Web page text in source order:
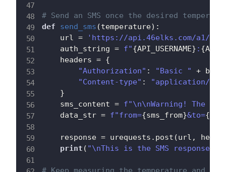
# Send an SMS once the desired
def
send_sms (temperature) :
    url
=
'https://api.46elks.com/a1/
    auth_string
= f"{API_USERNAME} : {
    headers
= {
"Authorization" : "Basic " +
"Content-type" :
"application/x-
}
    sms_content
= f"\n\nWarning! The
    data_str
= f"from={sms_from}&to={
    response
= urequests . post (url ,
print ( "\nThis is the SMS response